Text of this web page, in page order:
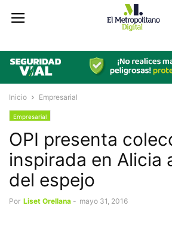
Inicio Empresarial
Empresarial
OPI presenta
inspirada en Alicia
del espejo
Por Liset Orellana - mayo 31, 2016